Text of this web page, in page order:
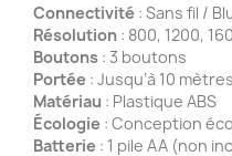
Connectivité : Sans fil /
Résolution : 800, 1200,
Boutons : 3 boutons
Portée : Jusqu’à 10 mètres
Matériau : Plastique ABS
Écologie : Conception
Batterie : 1 pile AA (non